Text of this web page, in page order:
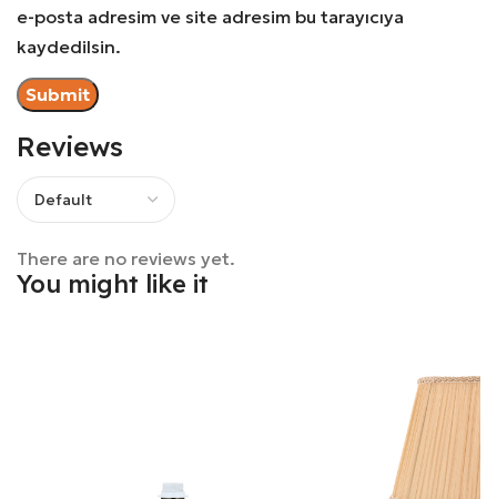
Reviews
There are no reviews yet.
e-posta adresim ve site adresim bu tarayıcıya
kaydedilsin.
You might like it